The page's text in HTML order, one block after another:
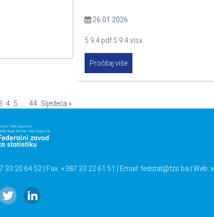
26.01.2026
5.9.4.pdf 5.9.4.xlsx
Pročitaj više
4 5 … 44 Sljedeća »
20 64 52 | Fax: +387 33 22 61 51 | Email: fedstat@fzs.ba | Web: